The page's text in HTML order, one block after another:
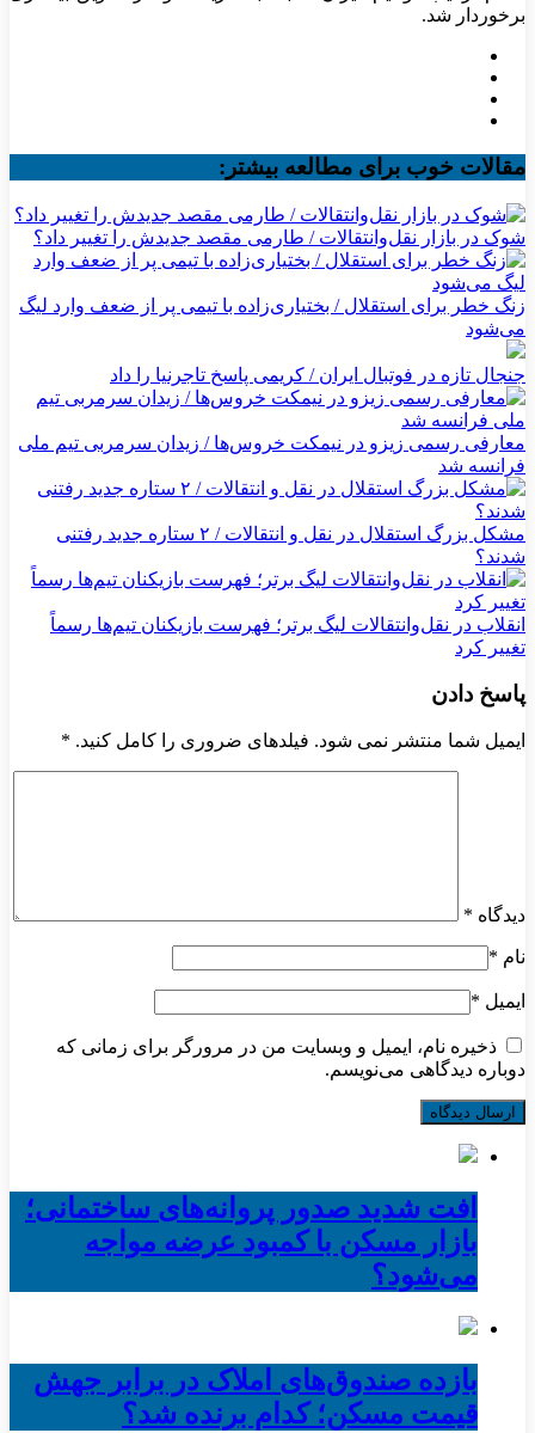
برخوردار شد.
مقالات خوب برای مطالعه بیشتر:
شوک در بازار نقل‌وانتقالات / طارمی مقصد جدیدش را تغییر داد؟
زنگ خطر برای استقلال / بختیاری‌زاده با تیمی پر از ضعف وارد لیگ
می‌شود
جنجال تازه در فوتبال ایران / کریمی پاسخ تاجرنیا را داد
معارفی رسمی زیزو در نیمکت خروس‌ها / زیدان سرمربی تیم ملی
فرانسه شد
مشکل بزرگ استقلال در نقل و انتقالات / ۲ ستاره جدید رفتنی
شدند؟
انقلاب در نقل‌وانتقالات لیگ برتر؛ فهرست بازیکنان تیم‌ها رسماً
تغییر کرد
پاسخ دادن
ایمیل شما منتشر نمی شود. فیلدهای ضروری را کامل کنید. *
دیدگاه *
نام *
ایمیل *
ذخیره نام، ایمیل و وبسایت من در مرورگر برای زمانی که
دوباره دیدگاهی می‌نویسم.
افت شدید صدور پروانه‌های ساختمانی؛
بازار مسکن با کمبود عرضه مواجه
می‌شود؟
بازده صندوق‌های املاک در برابر جهش
قیمت مسکن؛ کدام برنده شد؟